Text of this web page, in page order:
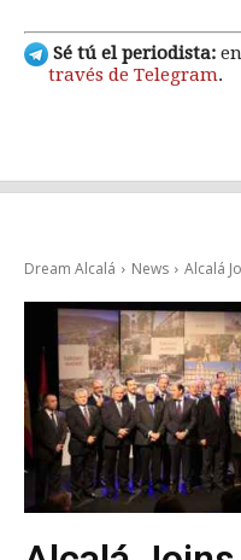
Sé tú el periodista:
través de Telegram.